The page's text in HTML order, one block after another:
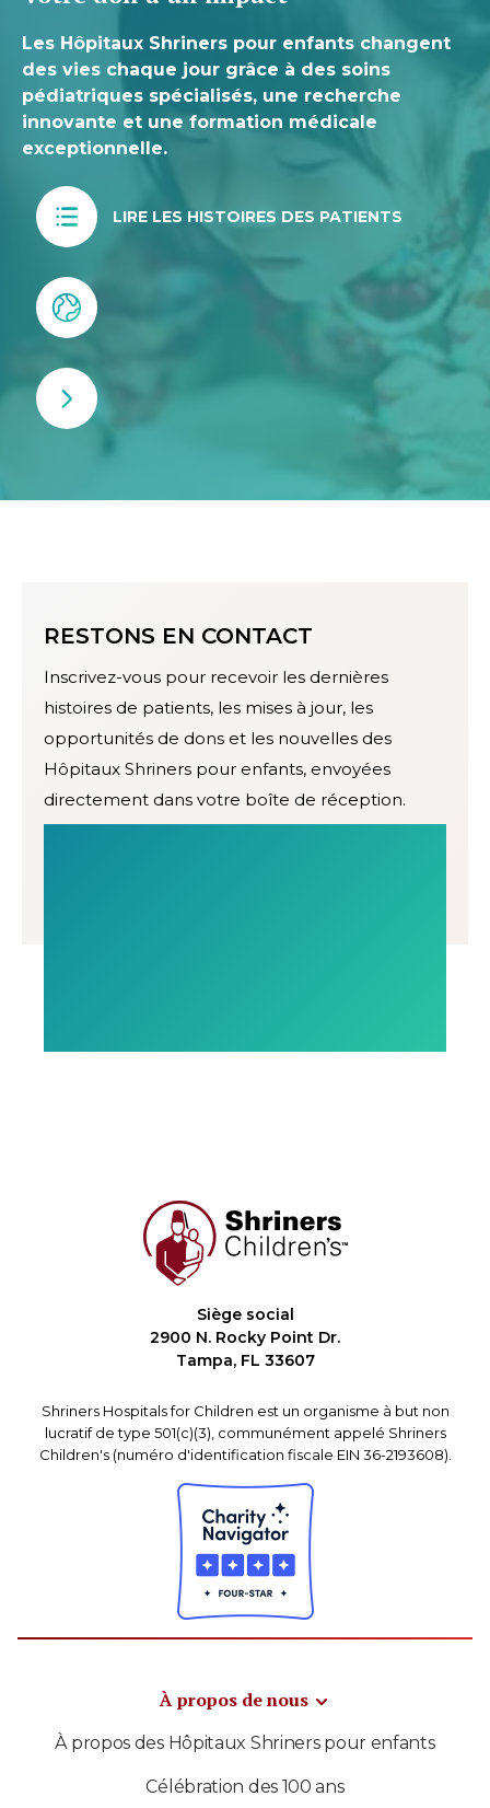
Les Hôpitaux Shriners pour enfants changent
des vies chaque jour grâce à des soins
pédiatriques spécialisés, une recherche
innovante et une formation médicale
exceptionnelle.
LIRE LES HISTOIRES DES PATIENTS
RESTONS EN CONTACT
Inscrivez-vous pour recevoir les dernières
histoires de patients, les mises à jour, les
opportunités de dons et les nouvelles des
Hôpitaux Shriners pour enfants, envoyées
directement dans votre boîte de réception.
Siège social
2900 N. Rocky Point Dr.
Tampa, FL 33607
Shriners Hospitals for Children est un organisme à but non
lucratif de type 501(c)(3), communément appelé Shriners
Children's (numéro d'identification fiscale EIN 36-2193608).
À propos de nous
À propos des Hôpitaux Shriners pour enfants
Célébration des 100 ans